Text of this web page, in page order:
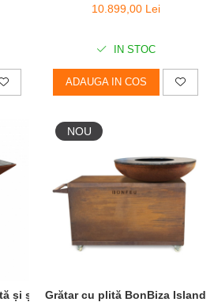
10.899,00 Lei
IN STOC
ADAUGA IN COS
și șamotă Vulcanus Pro 910 Chef
NOU
Grătar cu plită BonBiza Island